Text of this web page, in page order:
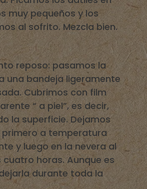
muy pequeños y los
al sofrito. Mezcla bien.
reposo: pasamos la
una bandeja ligeramente
Cubrimos con film
“ a piel”, es decir,
la superficie. Dejamos
a temperatura
y luego en la nevera al
cuatro horas. Aunque es
durante toda la